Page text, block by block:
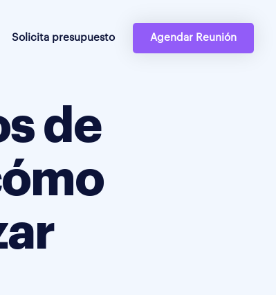
Solicita presupuesto Agendar Reunión
de